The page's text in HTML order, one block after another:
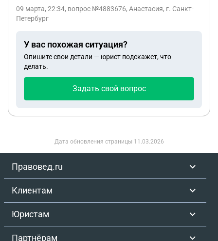
табличек, пометок нету, оно открытое, разбитые
обьяснили что ничего там не ломали, и не
трогали, но нас вообще не послушали. Сейчас на
нервах, могут ли поставить на учёт?
09 марта, 22:34, вопрос №4883676, Анастасия, г. Санкт-
Петербург
У вас похожая ситуация?
Опишите свои детали — юрист подскажет, что
делать.
Задать свой вопрос
Дата обновления страницы 11.03.2026
Правовед.ru
Клиентам
Юристам
Партнёрам